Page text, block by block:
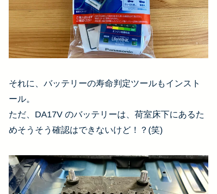
それに、バッテリーの寿命判定ツールもインスト
ール。
ただ、DA17V のバッテリーは、荷室床下にあるた
めそうそう確認はできないけど！？(笑)